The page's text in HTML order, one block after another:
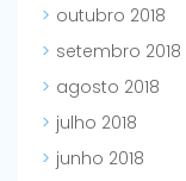
outubro 2018
setembro 2018
agosto 2018
julho 2018
junho 2018